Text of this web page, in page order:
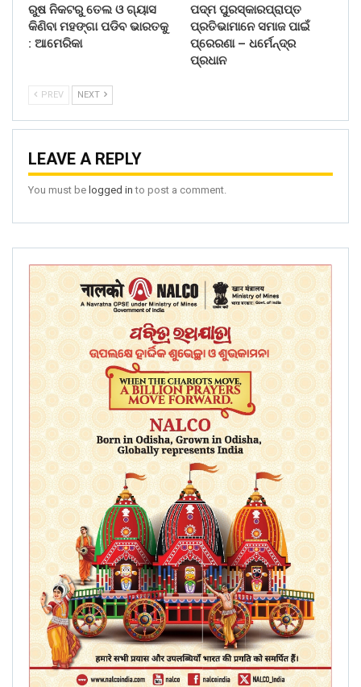
ରୁଷ ନିକଟରୁ ତେଲ ଓ ଗ୍ୟାସ
କିଣିବା ମହଙ୍ଗା ପଡିବ ଭାରତକୁ
: ଆମେରିକା
ପଦ୍ମ ପୁରସ୍କାରପ୍ରାପ୍ତ
ପ୍ରତିଭାମାନେ ସମାଜ ପାଇଁ
ପ୍ରେରଣା – ଧର୍ମେନ୍ଦ୍ର
ପ୍ରଧାନ
PREV NEXT
LEAVE A REPLY
You must be logged in to post a comment.